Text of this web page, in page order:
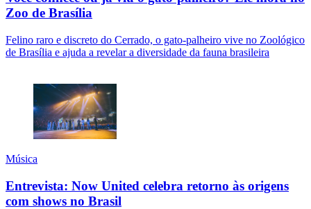
Zoo de Brasília
Felino raro e discreto do Cerrado, o gato-palheiro vive no Zoológico
de Brasília e ajuda a revelar a diversidade da fauna brasileira
Música
Entrevista: Now United celebra retorno às origens
com shows no Brasil